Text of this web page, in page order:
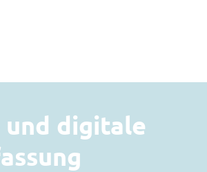
digitale